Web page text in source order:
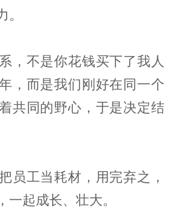
，不是你花钱买下了我人
，而是我们刚好在同一个
共同的野心，于是决定结
员工当耗材，用完弃之，
一起成长、壮大。